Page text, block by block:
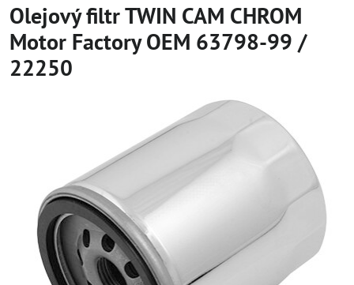
Olejový filtr TWIN CAM CHROM
Motor Factory OEM 63798-99 /
22250